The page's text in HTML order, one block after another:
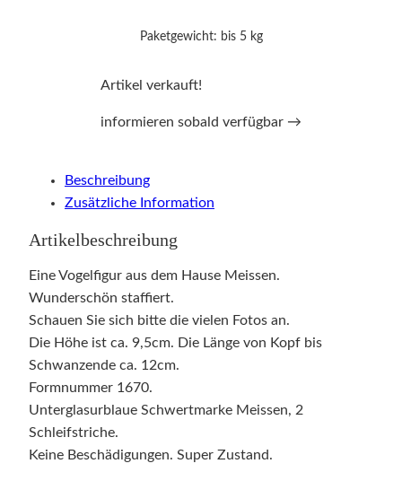
Paketgewicht: bis 5 kg
Artikel verkauft!
informieren sobald verfügbar →
Beschreibung
Zusätzliche Information
Artikelbeschreibung
Eine Vogelfigur aus dem Hause Meissen.
Wunderschön staffiert.
Schauen Sie sich bitte die vielen Fotos an.
Die Höhe ist ca. 9,5cm. Die Länge von Kopf bis
Schwanzende ca. 12cm.
Formnummer 1670.
Unterglasurblaue Schwertmarke Meissen, 2
Schleifstriche.
Keine Beschädigungen. Super Zustand.